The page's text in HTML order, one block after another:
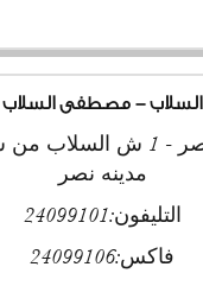
السلاب - مصطفى السلاب
زهراء م نصر - 1 ش
مدينه نصر
التليفون:24099101
فاكس:24099106